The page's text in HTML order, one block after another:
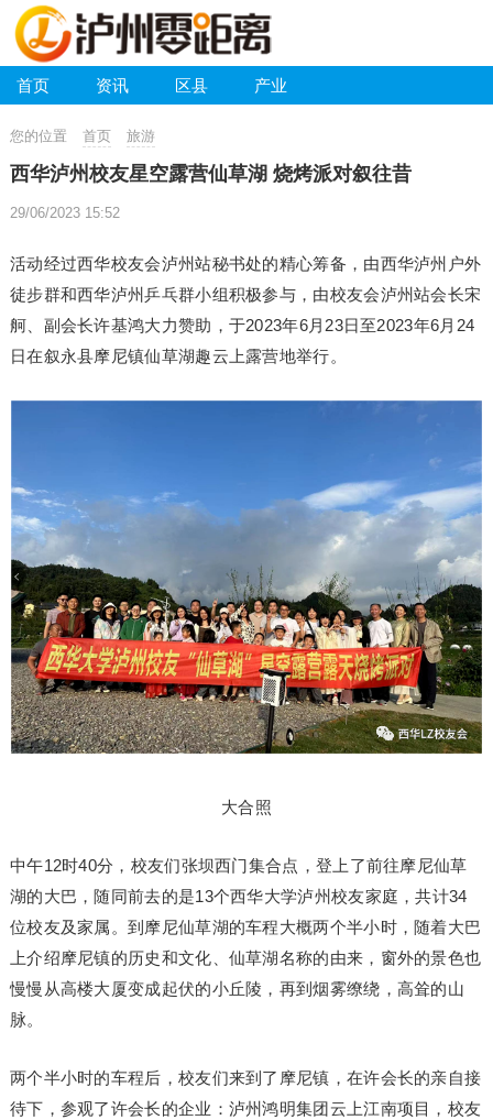
首页 资讯 区县 产业
您的位置 首页 旅游
西华泸州校友星空露营仙草湖 烧烤派对叙往昔
29/06/2023 15:52
活动经过西华校友会泸州站秘书处的精心筹备，由西华泸州户外
徒步群和西华泸州乒乓群小组积极参与，由校友会泸州站会长宋
舸、副会长许基鸿大力赞助，于2023年6月23日至2023年6月24
日在叙永县摩尼镇仙草湖趣云上露营地举行。
大合照
中午12时40分，校友们张坝西门集合点，登上了前往摩尼仙草
湖的大巴，随同前去的是13个西华大学泸州校友家庭，共计34
位校友及家属。到摩尼仙草湖的车程大概两个半小时，随着大巴
上介绍摩尼镇的历史和文化、仙草湖名称的由来，窗外的景色也
慢慢从高楼大厦变成起伏的小丘陵，再到烟雾缭绕，高耸的山
脉。
两个半小时的车程后，校友们来到了摩尼镇，在许会长的亲自接
待下，参观了许会长的企业：泸州鸿明集团云上江南项目，校友